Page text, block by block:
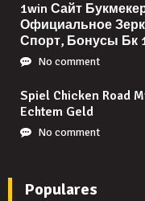
1win Сайт
Официальное
Спорт, Бонусы Бк
No comment
Spiel Chicken Road
Echtem Geld
No comment
Populares